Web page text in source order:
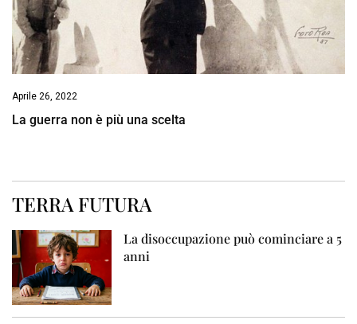
Aprile 26, 2022
La guerra non è più una scelta
TERRA FUTURA
La disoccupazione può cominciare a 5
anni